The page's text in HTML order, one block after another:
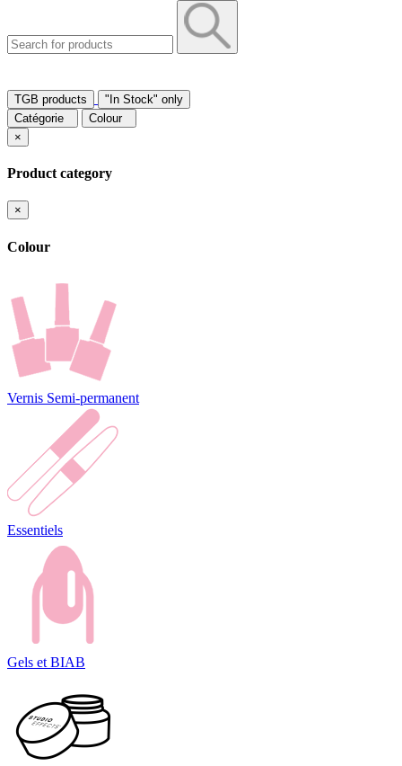
TGB products
"In Stock" only
Catégorie
Colour
×
Product category
×
Colour
Vernis Semi-permanent
Essentiels
Gels et BIAB